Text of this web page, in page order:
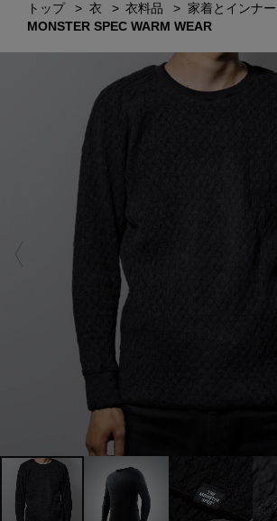
トップ 衣 衣料品 家着とインナー
MONSTER SPEC WARM WEAR